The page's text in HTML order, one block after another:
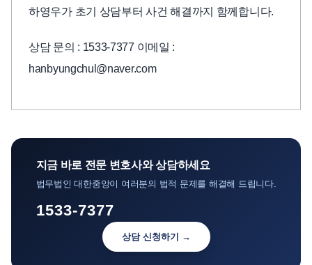
하영우가 초기 상담부터 사건 해결까지 함께합니다.
상담 문의 : 1533-7377 이메일 :
hanbyungchul@naver.com
지금 바로 전문 변호사와 상담하세요
법무법인 대한중앙이 여러분의 법적 문제를 해결해 드립니다.
1533-7377
상담 신청하기 →